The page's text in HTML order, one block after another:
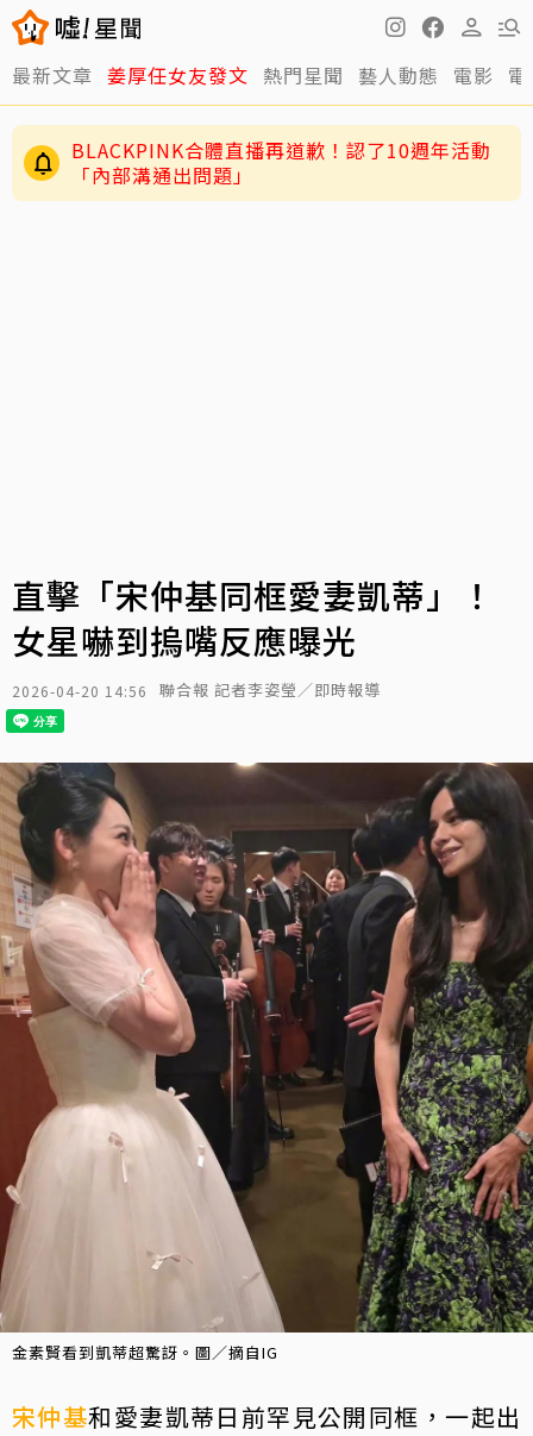
最新文章 姜厚任女友發文 熱門星聞 藝人動態 電影
BLACKPINK合體直播再道歉！認了10週年活動
「內部溝通出問題」
直擊「宋仲基同框愛妻凱蒂」！
女星嚇到摀嘴反應曝光
2026-04-20 14:56 聯合報 記者李姿瑩／即時報導
金素賢看到凱蒂超驚訝。圖／摘自IG
宋仲基和愛妻凱蒂日前罕見公開同框，一起出